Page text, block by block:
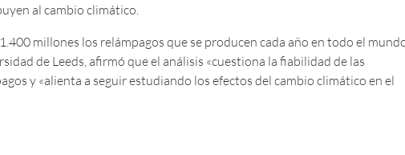
al cambio climático.
millones los relámpagos que se producen cada año en todo el
de Leeds, afirmó que el análisis «cuestiona la fiabilidad de las
y «alienta a seguir estudiando los efectos del cambio climático en el